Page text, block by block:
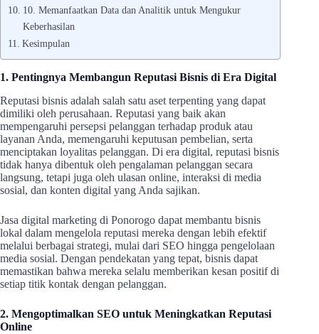
10. Memanfaatkan Data dan Analitik untuk Mengukur
Keberhasilan
Kesimpulan
1. Pentingnya Membangun Reputasi Bisnis di Era Digital
Reputasi bisnis adalah salah satu aset terpenting yang dapat
dimiliki oleh perusahaan. Reputasi yang baik akan
mempengaruhi persepsi pelanggan terhadap produk atau
layanan Anda, memengaruhi keputusan pembelian, serta
menciptakan loyalitas pelanggan. Di era digital, reputasi bisnis
tidak hanya dibentuk oleh pengalaman pelanggan secara
langsung, tetapi juga oleh ulasan online, interaksi di media
sosial, dan konten digital yang Anda sajikan.
Jasa digital marketing di Ponorogo dapat membantu bisnis
lokal dalam mengelola reputasi mereka dengan lebih efektif
melalui berbagai strategi, mulai dari SEO hingga pengelolaan
media sosial. Dengan pendekatan yang tepat, bisnis dapat
memastikan bahwa mereka selalu memberikan kesan positif di
setiap titik kontak dengan pelanggan.
2. Mengoptimalkan SEO untuk Meningkatkan Reputasi
Online